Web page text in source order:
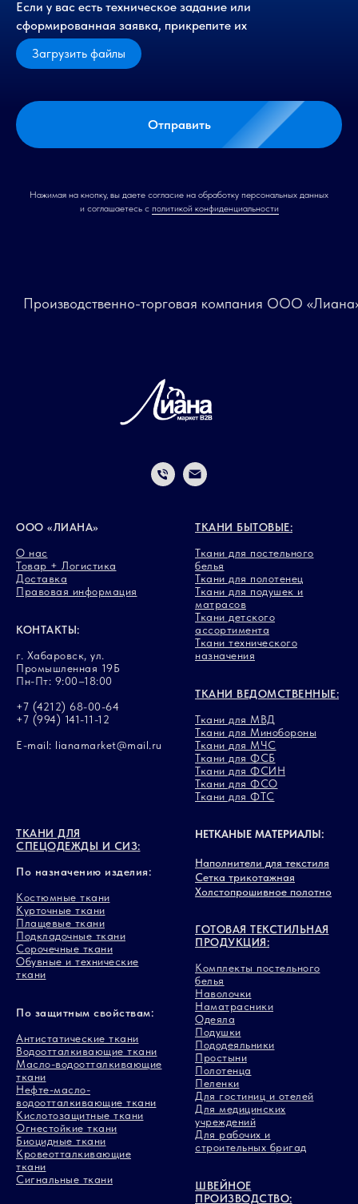
Если у вас есть техническое задание или
сформированная заявка, прикрепите их
Загрузить файлы
Отправить
Нажимая на кнопку, вы даете согласие на обработку персональных данных
и соглашаетесь c политикой конфиденциальности
торговая компания ООО «Лиана»
ООО «ЛИАНА»
О нас
Товар + Логистика
Доставка
Правовая информация
КОНТАКТЫ:
г. Хабаровск, ул.
Промышленная 19Б
Пн-Пт: 9:00–18:00
+7 (4212) 68-00-64
+7 (994) 141-11-12
E-mail: lianamarket@mail.ru
ТКАНИ БЫТОВЫЕ:
Ткани для постельного
белья
Ткани для полотенец
Ткани для подушек и
матрасов
Ткани детского
ассортимента
Ткани технического
назначения
ТКАНИ ВЕДОМСТВЕННЫЕ:
Ткани для МВД
Ткани для Минобороны
Ткани для МЧС
Ткани для ФСБ
Ткани для ФСИН
Ткани для ФСО
Ткани для ФТС
ТКАНИ ДЛЯ
СПЕЦОДЕЖДЫ И СИЗ:
По назначению изделия:
Костюмные ткани
Курточные ткани
Плащевые ткани
Подкладочные ткани
Сорочечные ткани
Обувные и технические
ткани
По защитным свойствам:
Антистатические ткани
Водоотталкивающие ткани
Масло-водоотталкивающие
ткани
Нефте-масло-
водоотталкивающие ткани
Кислотозащитные ткани
Огнестойкие ткани
Биоцидные ткани
Кровеотталкивающие
ткани
Сигнальные ткани
НЕТКАНЫЕ МАТЕРИАЛЫ:
Наполнители для текстиля
Сетка трикотажная
Холстопрошивное полотно
ГОТОВАЯ ТЕКСТИЛЬНАЯ
ПРОДУКЦИЯ:
Комплекты постельного
белья
Наволочки
Наматрасники
Одеяла
Подушки
Пододеяльники
Простыни
Полотенца
Пеленки
Для гостиниц и отелей
Для медицинских
учреждений
Для рабочих и
строительных бригад
ШВЕЙНОЕ
ПРОИЗВОДСТВО: